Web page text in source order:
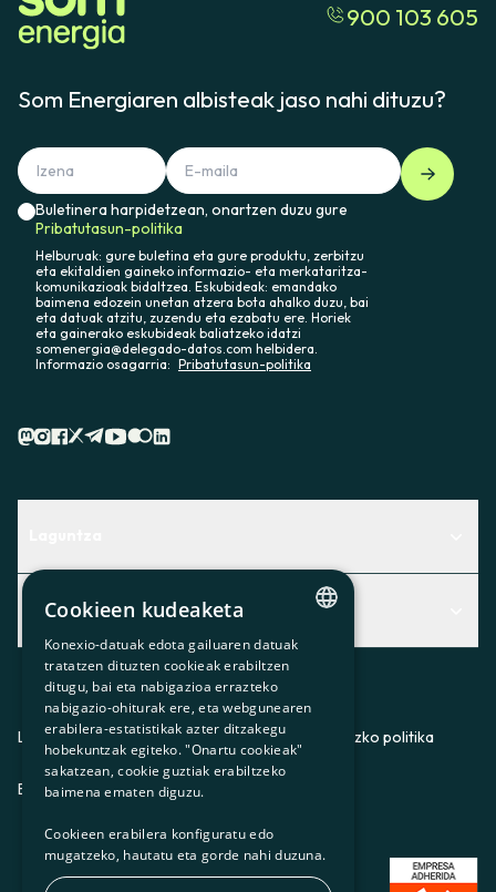
900 103 605
Som Energiaren albisteak jaso nahi dituzu?
Buletinera harpidetzean, onartzen duzu gure
Pribatutasun-politika
Helburuak: gure buletina eta gure produktu, zerbitzu
eta ekitaldien gaineko informazio- eta merkataritza-
komunikazioak bidaltzea. Eskubideak: emandako
baimena edozein unetan atzera bota ahalko duzu, bai
eta datuak atzitu, zuzendu eta ezabatu ere. Horiek
eta gainerako eskubideak baliatzeko idatzi
somenergia@delegado-datos.com helbidera.
Informazio osagarria: Pribatutasun-politika
Centro de Ayuda
Aurkitu zerbitzurik egokiena zuretzat
Contacto
Albisteak
Albisteak
Bazkideen txokoa
Prentsa
Gurekin lan egin
Lege-oharraPribatutasun-politikaCookieei buruzko politika
ES CAGLEU
CATALAN
SPANISH
GL
BASQUE
Cookieen kudeaketa
Konexio-datuak edota gailuaren datuak
tratatzen dituzten cookieak erabiltzen
ditugu, bai eta nabigazioa errazteko
nabigazio-ohiturak ere, eta webgunearen
erabilera-estatistikak azter ditzakegu
hobekuntzak egiteko. "Onartu cookieak"
sakatzean, cookie guztiak erabiltzeko
baimena ematen diguzu.
Cookieen erabilera konfiguratu edo
mugatzeko, hautatu eta gorde nahi duzuna.